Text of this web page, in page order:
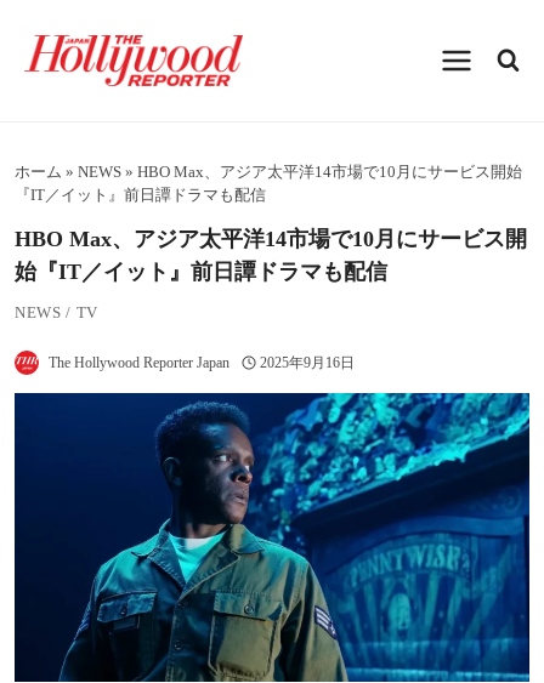
プホーム » NEWS » HBO Max、アジア太平洋14市場で10月にサービス開始
『IT／イット』前日譚ドラマも配信
HBO Max、アジア太平洋14市場で10月にサービス開
始『IT／イット』前日譚ドラマも配信
NEWS / TV
The Hollywood Reporter Japan 2025年9月16日